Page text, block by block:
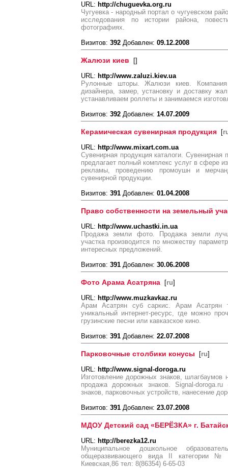
URL: http://chuguevka.org.ru
Чугуевка - народный портал о чугуевском
исследования по истории района,
фотографиях.
Визитов: 392 Добавлен: 09.12.2008
Жалюзи киев []
URL: http://www.zaluzi.kiev.ua
Рулонные шторы. Жалюзи киев. Компания
дизайнера, замер, установку и доставку
устанавливаем роллеты и занимаемся
Визитов: 392 Добавлен: 14.07.2009
Керамическая сувенирная продукция [
URL: http://www.mixart.com.ua
Сувенирная продукция каталоги. Сувенирная
предлагает полный комплекс услуг в сфере
рекламы, проведению промоушн и
сувенирной продукции.
Визитов: 391 Добавлен: 01.04.2008
Право собственности на земельный
URL: http://www.uchastki.in.ua
Продажа земли фото. Продажа земли
участка производится по множеству
интересных предложений.
Визитов: 391 Добавлен: 30.06.2008
Фото Арама Асатряна [ru]
URL: http://www.muzkavkaz.ru
Арам Асатрян суб саркис. Арам Асатрян
уникальный интернет-ресурс, где можно
грузинские песни или кавказское кино.
Визитов: 391 Добавлен: 22.07.2008
Парковочные столбики конусы [ru]
URL: http://www.signal-doroga.ru
Изготовление дорожных знаков, шлагбаумов
продажа дорожных знаков. Signal-
знаков, парковочных устройств, нанесение
Визитов: 391 Добавлен: 23.07.2008
МДОУ Детский сад «БЕРЁЗКА» г.
URL: http://berezka12.ru
Муниципальное дошкольное
общеразвивающего вида II категории
Киевская,86 тел: 8(86354) 6-65-03